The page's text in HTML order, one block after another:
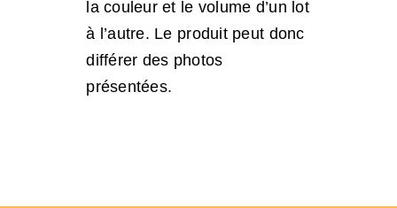
la couleur et le volume d’un lot
à l’autre. Le produit peut donc
différer des photos
présentées.